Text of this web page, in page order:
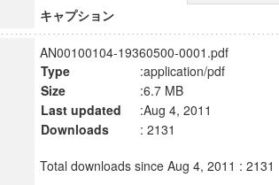
キャプション
AN00100104-19360500-0001.pdf
Type
:application/pdf
Size
:6.7 MB
Last updated
:Aug 4, 2011
Downloads
: 2131
Total downloads since Aug 4, 2011 : 2131